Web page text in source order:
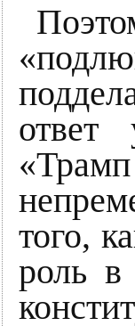
ответ
того,
роль в